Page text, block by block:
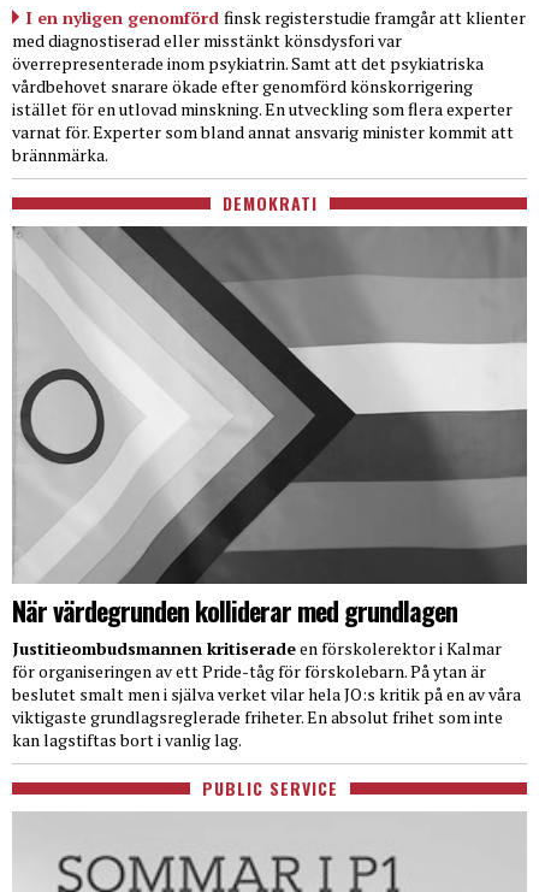
I en nyligen genomförd finsk registerstudie framgår att klienter
med diagnostiserad eller misstänkt könsdysfori var
överrepresenterade inom psykiatrin. Samt att det psykiatriska
vårdbehovet snarare ökade efter genomförd könskorrigering
istället för en utlovad minskning. En utveckling som flera experter
varnat för. Experter som bland annat ansvarig minister kommit att
brännmärka.
DEMOKRATI
När värdegrunden kolliderar med grundlagen
Justitieombudsmannen kritiseradeen förskolerektor i Kalmar
för organiseringen av ett Pride-tåg för förskolebarn. På ytan är
beslutet smalt men i själva verket vilar hela JO:s kritik på en av våra
viktigaste grundlagsreglerade friheter. En absolut frihet som inte
kan lagstiftas bort i vanlig lag.
PUBLIC SERVICE